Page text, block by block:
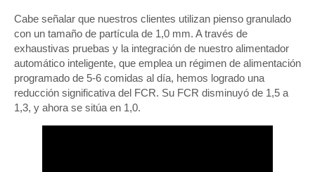
Cabe señalar que nuestros clientes utilizan pienso granulado
con un tamaño de partícula de 1,0 mm. A través de
exhaustivas pruebas y la integración de nuestro alimentador
automático inteligente, que emplea un régimen de alimentación
programado de 5-6 comidas al día, hemos logrado una
reducción significativa del FCR. Su FCR disminuyó de 1,5 a
1,3, y ahora se sitúa en 1,0.